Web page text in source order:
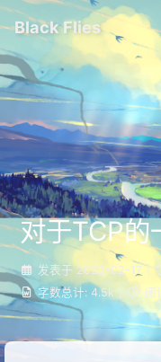
Black Flies
对于TCP的
发表于 2022-02-17 |
字数总计: 4.5k 阅